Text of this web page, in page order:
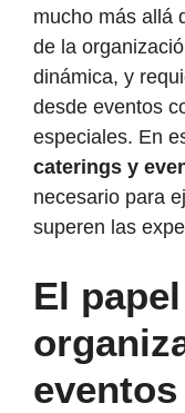
mucho más allá
de la
dinámica, y
desde eventos
especiales. En
caterings y
necesario para
superen las
El
eventos